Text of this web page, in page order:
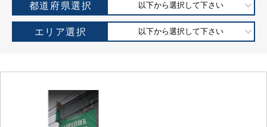
都道府県選択 以下から選択して下さい
エリア選択 以下から選択して下さい